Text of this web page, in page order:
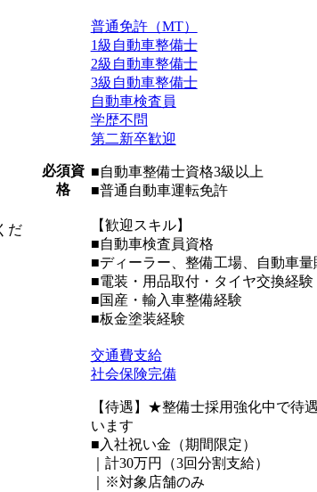
だ
必須資
格
普通免許（MT）
1級自動車整備士
2級自動車整備士
3級自動車整備士
自動車検査員
学歴不問
第二新卒歓迎
■自動車整備士資格3級以上
■普通自動車運転免許
【歓迎スキル】
■自動車検査員資格
■ディーラー、整備工場、自動車
■電装・用品取付・タイヤ交換経験
■国産・輸入車整備経験
■板金塗装経験
交通費支給
社会保険完備
【待遇】★整備士採用強化中で待
います
■入社祝い金（期間限定）
｜計30万円（3回分割支給）
｜※対象店舗のみ